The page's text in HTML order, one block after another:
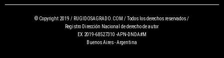
© Copyright 2019 / RUGIDOSAGRADO.COM / Todos los derechos reservados /
Registro Dirección Nacional de derecho de autor
EX 2019-68527310 -APN-DNDA#M
Buenos Aires - Argentina